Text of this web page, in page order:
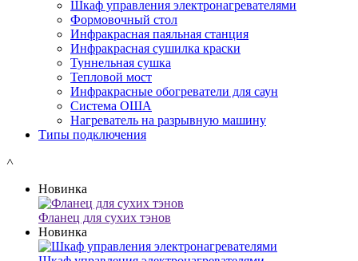
Шкаф управления электронагревателями
Формовочный стол
Инфракрасная паяльная станция
Инфракрасная сушилка краски
Туннельная сушка
Тепловой мост
Инфракрасные обогреватели для саун
Система ОША
Нагреватель на разрывную машину
Типы подключения
˄
Новинка
Фланец для сухих тэнов
Новинка